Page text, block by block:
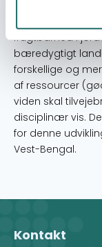
har medført
frugtbarhed i
bæredygtigt
forskellige og
af ressourcer
viden skal
disciplinær vis.
for denne
Vest-Bengal.
Kontakt